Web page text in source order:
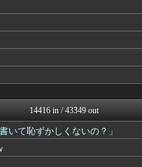
スコールちゃんねる｜２ちゃ...
ぶる速-VIP
なんJミュージアム
政経ワロスまとめニュース♪
トレンドの通り道
馬鳥速報
りぷらい速報
14416 in / 43349 out
いて恥ずかしくないの？」